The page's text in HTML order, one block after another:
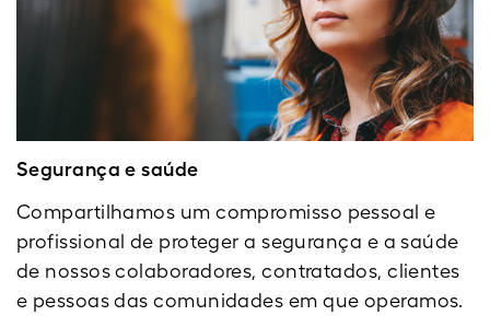
Segurança e saúde
Compartilhamos um compromisso pessoal e
profissional de proteger a segurança e a saúde
de nossos colaboradores, contratados, clientes
e pessoas das comunidades em que operamos.